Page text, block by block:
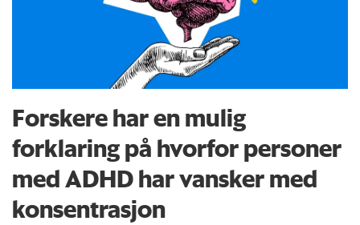
Forskere har en mulig
forklaring på hvorfor personer
med ADHD har vansker med
konsentrasjon